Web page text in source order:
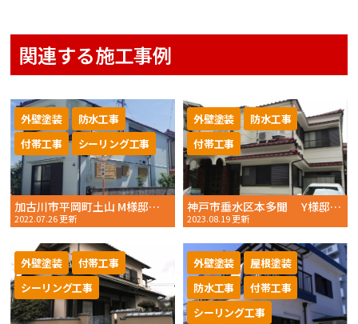
関連する施工事例
加古川市平岡町土山 M様邸 外壁塗装 2022年6月完工 おかちゃんペイント
2022.07.26 更新
外壁塗装
防水工事
付帯工事
シーリング工事
神戸市垂水区本多聞 Y様邸 外壁塗装・ベランダ防水工事 2023年 6月初旬完工 おかちゃんペイント
2023.08.19 更新
外壁塗装
防水工事
付帯工事
外壁塗装
付帯工事
シーリング工事
外壁塗装
屋根塗装
防水工事
付帯工事
シーリング工事